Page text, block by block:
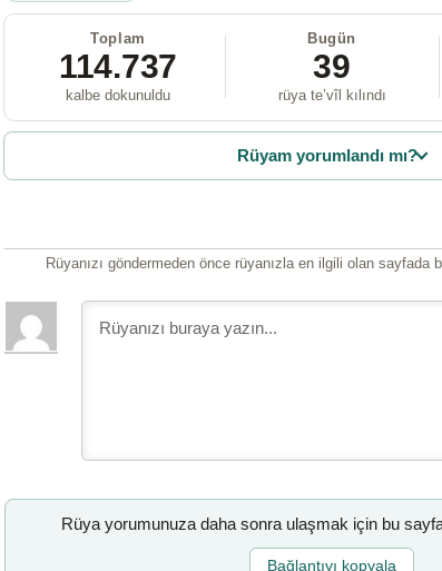
Toplam
114.737
kalbe dokunuldu
Bugün
39
rüya te’vîl kılındı
Rüyam yorumlandı mı?
Rüyanızı göndermeden önce rüyanızla en ilgili olan sayfada
Rüya yorumunuza daha sonra ulaşmak için bu
Bağlantıyı kopyala